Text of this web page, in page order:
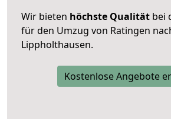
Wir bieten höchste Qualität bei
für den Umzug von Ratingen
Lippholthausen.
Kostenlose Angebote